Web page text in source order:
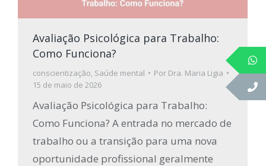
Avaliação Psicológica para Trabalho:
Como Funciona?
conscientização Saúde mental Por Dra. Maria Ligia
15 de maio de 2026
Avaliação Psicológica para Trabalho:
Como Funciona? A entrada no mercado de
trabalho ou a transição para uma nova
oportunidade profissional geralmente